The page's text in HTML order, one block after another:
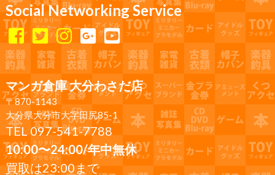
Social Networking Service
マンガ倉庫 大分わさだ店
〒870-1143
大分県大分市大字田尻85-1
TEL 097-541-7788
10:00〜24:00/年中無休
買取は23:00まで